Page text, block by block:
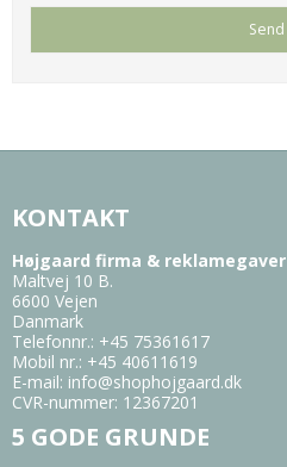
KONTAKT
Højgaard firma & reklamegaver
Maltvej 10 B.
6600 Vejen
Danmark
Telefonnr.: +45 75361617
Mobil nr.: +45 40611619
E-mail: info@shophojgaard.dk
CVR-nummer: 12367201
5 GODE GRUNDE